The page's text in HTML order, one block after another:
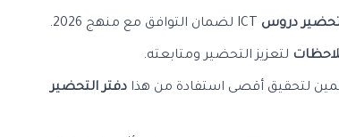
تحضير دروس
لتعزيز التحضير ومتابعته.
لتحقيق أقصى استفادة من هذا دفتر التحضير